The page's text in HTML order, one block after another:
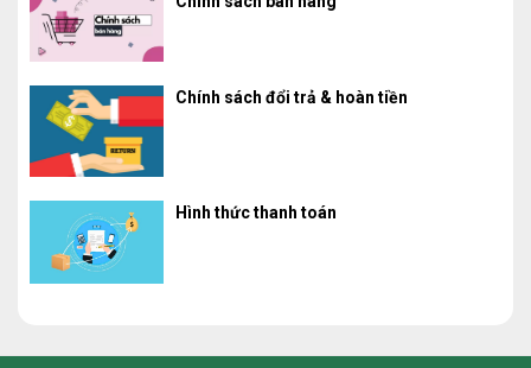
Chính sách đổi trả & hoàn tiền
Hình thức thanh toán